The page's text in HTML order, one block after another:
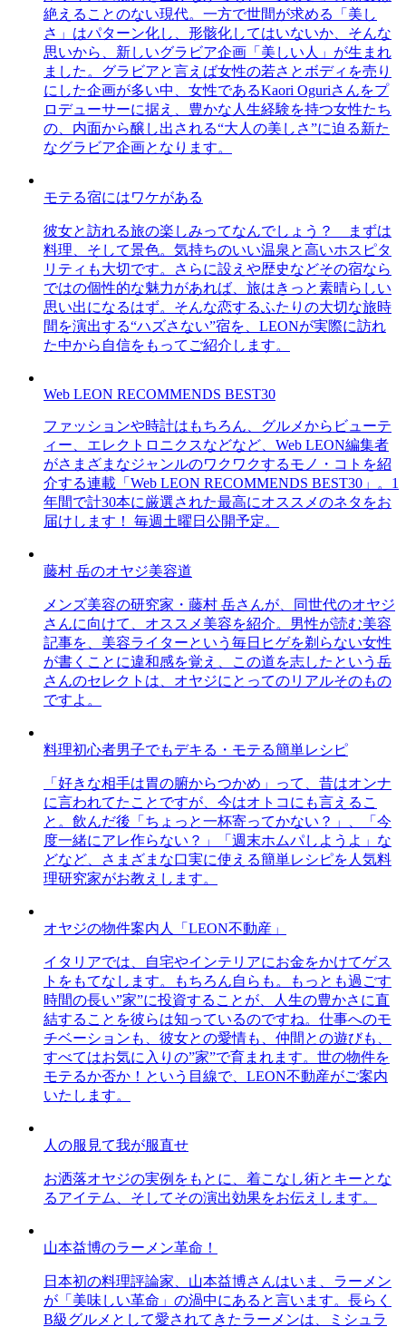
絶えることのない現代。一方で世間が求める「美し
さ」はパターン化し、形骸化してはいないか、そんな
思いから、新しいグラビア企画「美しい人」が生まれ
ました。グラビアと言えば女性の若さとボディを売り
にした企画が多い中、女性であるKaori Oguriさんをプ
ロデューサーに据え、豊かな人生経験を持つ女性たち
の、内面から醸し出される“大人の美しさ”に迫る新た
なグラビア企画となります。
モテる宿にはワケがある
彼女と訪れる旅の楽しみってなんでしょう？ まずは
料理、そして景色。気持ちのいい温泉と高いホスピタ
リティも大切です。さらに設えや歴史などその宿なら
ではの個性的な魅力があれば、旅はきっと素晴らしい
思い出になるはず。そんな恋するふたりの大切な旅時
間を演出する“ハズさない”宿を、LEONが実際に訪れ
た中から自信をもってご紹介します。
Web LEON RECOMMENDS BEST30
ファッションや時計はもちろん、グルメからビューテ
ィー、エレクトロニクスなどなど、Web LEON編集者
がさまざまなジャンルのワクワクするモノ・コトを紹
介する連載「Web LEON RECOMMENDS BEST30」。1
年間で計30本に厳選された最高にオススメのネタをお
届けします！ 毎週土曜日公開予定。
藤村 岳のオヤジ美容道
メンズ美容の研究家・藤村 岳さんが、同世代のオヤジ
さんに向けて、オススメ美容を紹介。男性が読む美容
記事を、美容ライターという毎日ヒゲを剃らない女性
が書くことに違和感を覚え、この道を志したという岳
さんのセレクトは、オヤジにとってのリアルそのもの
ですよ。
料理初心者男子でもデキる・モテる簡単レシピ
「好きな相手は胃の腑からつかめ」って、昔はオンナ
に言われてたことですが、今はオトコにも言えるこ
と。飲んだ後「ちょっと一杯寄ってかない？」、「今
度一緒にアレ作らない？」「週末ホムパしようよ」な
どなど、さまざまな口実に使える簡単レシピを人気料
理研究家がお教えします。
オヤジの物件案内人「LEON不動産」
イタリアでは、自宅やインテリアにお金をかけてゲス
トをもてなします。もちろん自らも。もっとも過ごす
時間の長い”家”に投資することが、人生の豊かさに直
結することを彼らは知っているのですね。仕事へのモ
チベーションも、彼女との愛情も、仲間との遊びも、
すべてはお気に入りの”家”で育まれます。世の物件を
モテるか否か！という目線で、LEON不動産がご案内
いたします。
人の服見て我が服直せ
お洒落オヤジの実例をもとに、着こなし術とキーとな
るアイテム、そしてその演出効果をお伝えします。
山本益博のラーメン革命！
日本初の料理評論家、山本益博さんはいま、ラーメン
が「美味しい革命」の渦中にあると言います。長らく
B級グルメとして愛されてきたラーメンは、ミシュラ